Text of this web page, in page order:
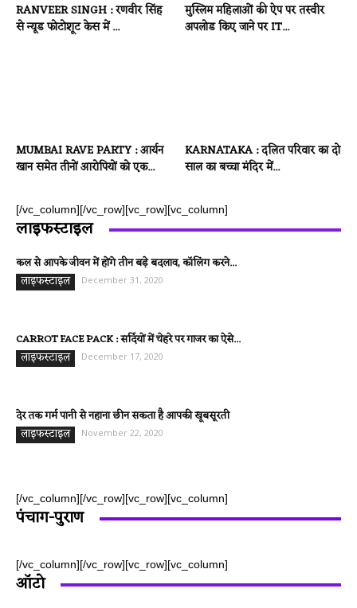
RANVEER SINGH : रणवीर सिंह
से न्यूड फोटोशूट केस में ...
मुस्लिम महिलाओं की ऐप पर तस्वीर
अपलोड किए जाने पर IT...
MUMBAI RAVE PARTY : आर्यन
खान समेत तीनों आरोपियों को एक...
KARNATAKA : दलित परिवार का दो
साल का बच्चा मंदिर में...
[/vc_column][/vc_row][vc_row][vc_column]
लाइफस्टाइल
कल से आपके जीवन में होंगे तीन बड़े बदलाव, कॉलिंग करने...
लाइफस्टाइल December 31, 2020
CARROT FACE PACK : सर्दियों में चेहरे पर गाजर का ऐसे...
लाइफस्टाइल December 17, 2020
देर तक गर्म पानी से नहाना छीन सकता है आपकी खूबसूरती
लाइफस्टाइल November 22, 2020
[/vc_column][/vc_row][vc_row][vc_column]
पंचाग-पुराण
[/vc_column][/vc_row][vc_row][vc_column]
ऑटो